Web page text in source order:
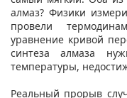
алмаз? Физики
провели
уравнение кривой
синтеза алмаза
температуры,
Реальный прорыв